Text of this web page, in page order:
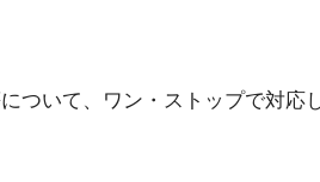
ついて、ワン・ストップで対応